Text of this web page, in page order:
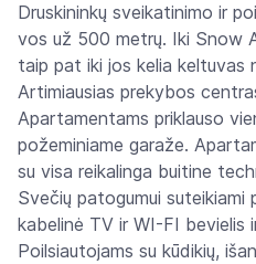
Druskininkų sveikatinimo ir
vos už 500 metrų. Iki Snow
taip pat iki jos kelia keltuvas
Artimiausias prekybos
Apartamentams priklauso
požeminiame garaže.
su visa reikalinga buitine
Svečių patogumui suteikiami
kabelinė TV ir WI-FI bevielis
Poilsiautojams su kūdikių,